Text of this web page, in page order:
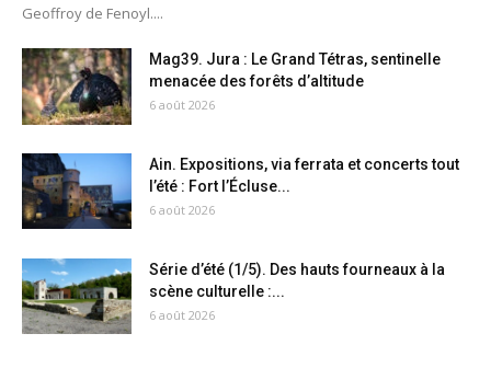
Geoffroy de Fenoyl....
Mag39. Jura : Le Grand Tétras, sentinelle
menacée des forêts d’altitude
6 août 2026
Ain. Expositions, via ferrata et concerts tout
l’été : Fort l’Écluse...
6 août 2026
Série d’été (1/5). Des hauts fourneaux à la
scène culturelle :...
6 août 2026